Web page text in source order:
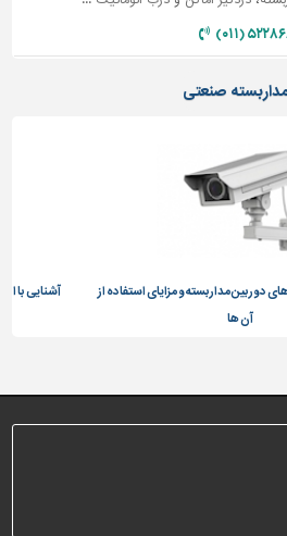
(۰۱۱)
صنعتی
دوربین مداربسته و مزایای استفاده از
آن ها
آشنایی با